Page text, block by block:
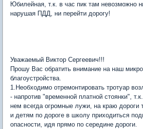
Юбилейная, т.к. в час пик там невозможно
нарушая ПДД, ни перейти дорогу!
Уважаемый Виктор Сергеевич!!!
Прошу Вас обратить внимание на наш
благоустройства.
1.Необходимо отремонтировать тротуар
- напротив "временной платной стоянки",
нем всегда огромные лужи, на краю дороги
и детям по дороге в школу приходиться
опасности, идя прямо по середине дороги.